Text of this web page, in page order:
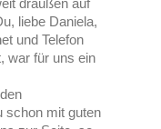
draußen auf
liebe Daniela,
und Telefon
war für uns ein
schon mit guten